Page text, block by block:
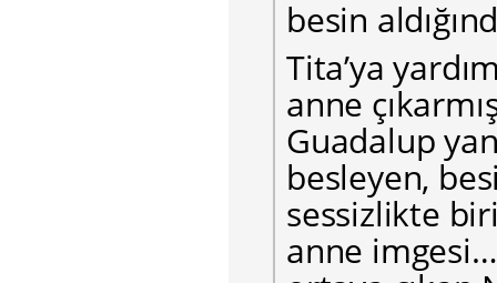
besin
Tita’ya
anne
Guadalup
besleyen,
sessizlikte
anne